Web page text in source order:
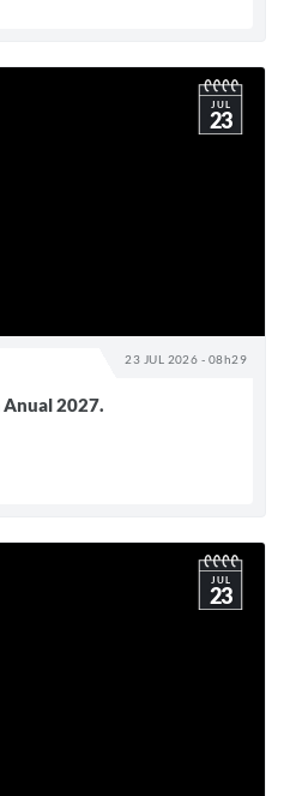
23 JUL 2026 - 08h29
JUL
23
Anual 2027.
JUL
23